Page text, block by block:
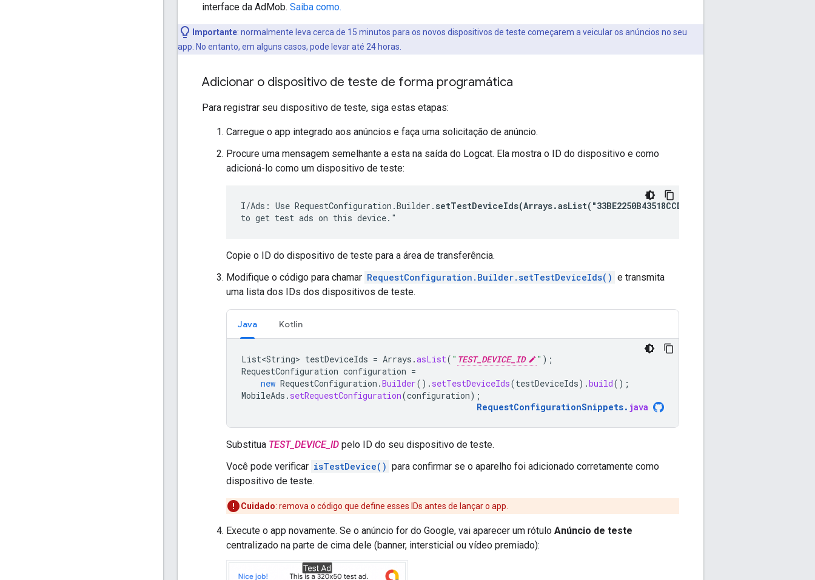
interface da AdMob. Saiba como.
Importante: normalmente leva cerca de 15 minutos para os novos dispositivos de teste começarem a veicular os anúncios no seu
app. No entanto, em alguns casos, pode levar até 24 horas.
Adicionar o dispositivo de teste de forma programática
Para registrar seu dispositivo de teste, siga estas etapas:
Carregue o app integrado aos anúncios e faça uma solicitação de anúncio.
Procure uma mensagem semelhante a esta na saída do Logcat. Ela mostra o ID do dispositivo e como
adicioná-lo como um dispositivo de teste:
I/Ads: Use RequestConfiguration.Builder. setTestDeviceIds(Arrays.asList("33BE2250B43518CCDA7DE426D04EE231"))
to get test ads on this device."
Copie o ID do dispositivo de teste para a área de transferência.
Modifique o código para chamar RequestConfiguration.Builder.setTestDeviceIds() e transmita
uma lista dos IDs dos dispositivos de teste.
Java Kotlin
List<String> testDeviceIds = Arrays .asList( " TEST_DEVICE_ID " );
RequestConfiguration configuration =
new RequestConfiguration .Builder(). setTestDeviceIds(testDeviceIds).build();
MobileAds . setRequestConfiguration(configuration);
RequestConfigurationSnippets. java
Substitua TEST_DEVICE_ID pelo ID do seu dispositivo de teste.
Você pode verificar isTestDevice() para confirmar se o aparelho foi adicionado corretamente como
dispositivo de teste.
Cuidado: remova o código que define esses IDs antes de lançar o app.
Execute o app novamente. Se o anúncio for do Google, vai aparecer um rótulo Anúncio de teste
centralizado na parte de cima dele (banner, intersticial ou vídeo premiado):